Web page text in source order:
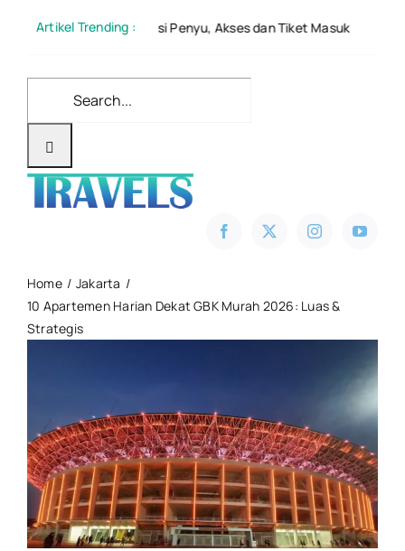
Artikel Trending :
: Konservasi Penyu, Akses dan Tiket Masuk
Home
Jakarta
10 Apartemen Harian Dekat GBK Murah 2026: Luas &
Strategis